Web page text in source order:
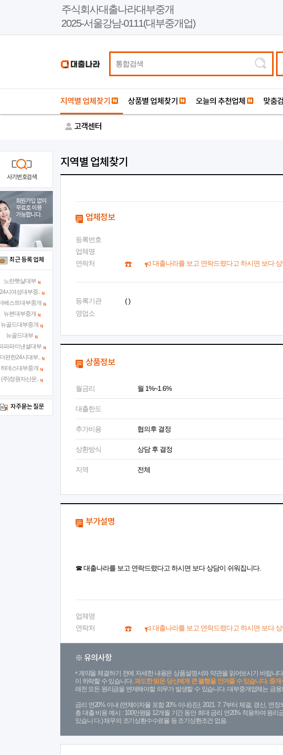
주식회사대출나라대부중개
2025-서울강남-0111(대부중개업)
지역별 업체찾기 상품별 업체찾기 오늘의 추천업체 맞춤
고객센터
지역별 업체찾기
업체정보
등록번호
업체명
연락처
대출나라를 보고 연락드렸다고 하시면 보다
등록기관
( )
영업소
상품정보
월금리 월 1%~1.6%
대출한도
추가비용 협의후 결정
상환방식 상담 후 결정
지역 전체
부가설명
☎ 대출나라를 보고 연락드렸다고 하시면 보다 상담이 쉬워집니다.
업체명
연락처
대출나라를 보고 연락드렸다고 하시면 보다
※ 유의사항
계약을 체결하기 전에 자세한 내용은 상품설명서와 약관을 읽어보시기 바랍
이 하락할 수 있습니다.과도한 빚은 당신에게 큰 불행을 안겨줄 수 있습니다. 중
래전 모든 원리금을 변제해야할 의무가 발생할 수 있습니다. 대부중개업체는 금
금리 연20% 이내 (연체이자율 포함 20% 이내) (단, 2021. 7. 7부터 체결, 갱신, 연
총 대출 비용 예시 : 100만원을 12개월 기간 동안 최대 금리 연20% 적용하여 원
있습니 다.) 채무의 조기상환수수료율 등 조기상환조건 없음.
사기번호검색
회원가입 없이
무료로 이용
가능합니다.
최근 등록 업체
노란햇살대부
시여성대부중..
베스트대부중개
뉴본대부중개
뉴골드대부중개
뉴골드대부
파파이낸셜대부
편한24시대부..
하데스대부중개
(주)정원자산운..
자주묻는 질문